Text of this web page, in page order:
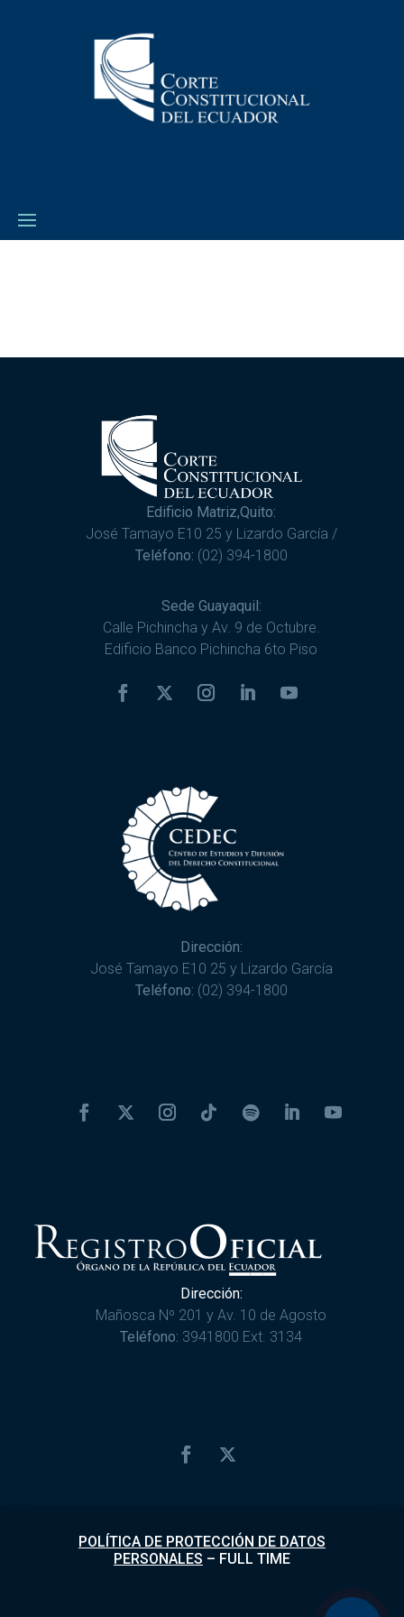
Edificio Matriz,Quito:
José Tamayo E10 25 y Lizardo García /
Teléfono: (02) 394-1800
Sede Guayaquil:
Calle Pichincha y Av. 9 de Octubre.
Edificio Banco Pichincha 6to Piso
Dirección:
José Tamayo E10 25 y Lizardo García
Teléfono: (02) 394-1800
Dirección:
Mañosca Nº 201 y Av. 10 de Agosto
Teléfono: 3941800 Ext. 3134
POLÍTICA DE PROTECCIÓN DE DATOS
PERSONALES – FULL TIME